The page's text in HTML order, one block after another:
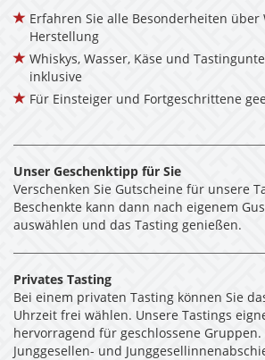
Erfahren Sie alle Besonderheiten über
Herstellung
Whiskys, Wasser, Käse und
inklusive
Für Einsteiger und Fortgeschrittene
Unser Geschenktipp für Sie
Verschenken Sie Gutscheine für unsere
Beschenkte kann dann nach eigenem
auswählen und das Tasting genießen.
Privates Tasting
Bei einem privaten Tasting können Sie
Uhrzeit frei wählen. Unsere Tastings
hervorragend für geschlossene
Junggesellen- und